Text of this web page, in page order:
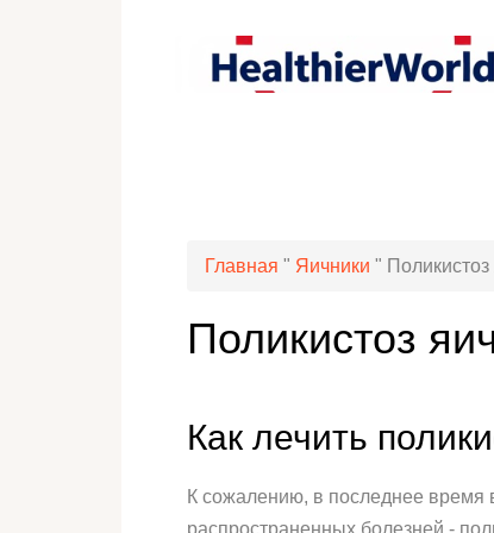
Главная " Яичники "
Поликистоз
Как лечить
К сожалению, в последнее время
распространенных болезней -